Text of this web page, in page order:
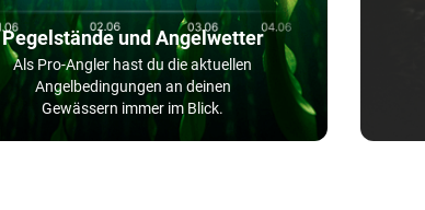
Pegelstände und Angelwetter
Als Pro-Angler hast du die aktuellen
Angelbedingungen an deinen
Gewässern immer im Blick.